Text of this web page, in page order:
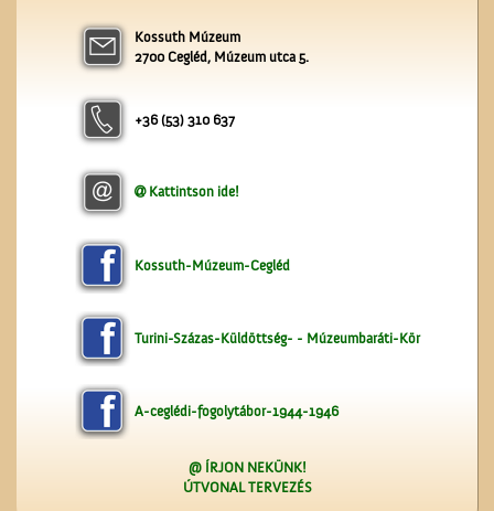
A ceglédi molnárok, a
liszt és a szédelgő
Kossuth Múzeum
2700 Cegléd, Múzeum utca 5.
+36 (53) 310 637
Kattintson ide!
Kossuth-Múzeum-Cegléd
Turini-Százas-Küldöttség- - Múzeumbaráti-Kör
A-ceglédi-fogolytábor-1944-1946
@ ÍRJON NEKÜNK!
ÚTVONAL TERVEZÉS